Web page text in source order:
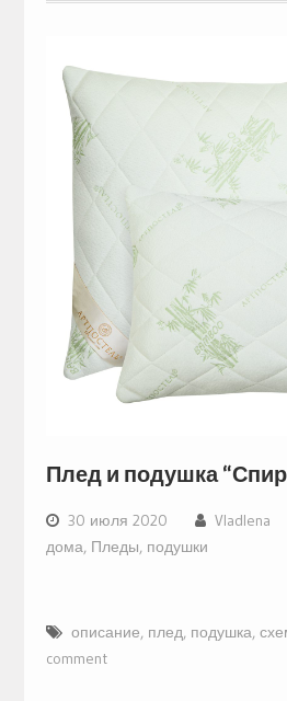
Плед и подушка
30 июля 2020 Vladlena
дома, Пледы, подушки
описание, плед, подушка,
comment